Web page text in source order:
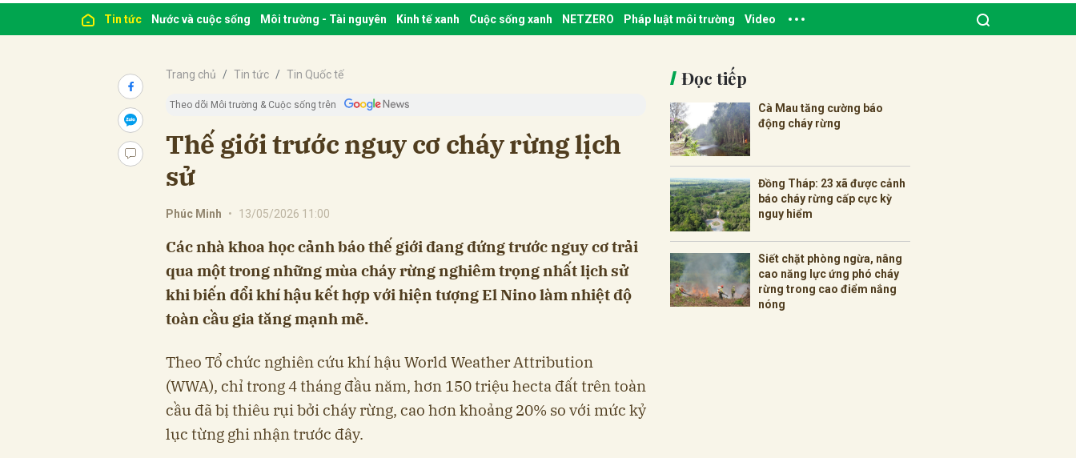
Tin tức Nước và cuộc sống Môi trường - Tài nguyên Kinh tế xanh Cuộc sống xanh NETZERO Pháp luật môi trường Video
Trang chủ Tin tức Tin Quốc tế
Theo dõi Môi trường & Cuộc sống trên
Thế giới trước nguy cơ cháy rừng lịch
sử
Phúc Minh • 13/05/2026 11:00
Các nhà khoa học cảnh báo thế giới đang đứng trước nguy cơ trải
qua một trong những mùa cháy rừng nghiêm trọng nhất lịch sử
khi biến đổi khí hậu kết hợp với hiện tượng El Nino làm nhiệt độ
toàn cầu gia tăng mạnh mẽ.
Theo Tổ chức nghiên cứu khí hậu World Weather Attribution
(WWA), chỉ trong 4 tháng đầu năm, hơn 150 triệu hecta đất trên toàn
cầu đã bị thiêu rụi bởi cháy rừng, cao hơn khoảng 20% so với mức kỷ
lục từng ghi nhận trước đây.
Đọc tiếp
Cà Mau tăng cường báo
động cháy rừng
Đồng Tháp: 23 xã được cảnh
báo cháy rừng cấp cực kỳ
nguy hiểm
Siết chặt phòng ngừa, nâng
cao năng lực ứng phó cháy
rừng trong cao điểm nắng
nóng